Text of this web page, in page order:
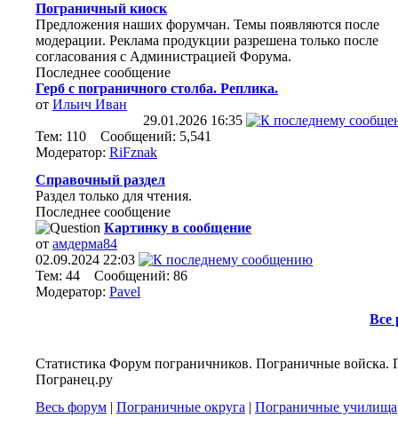
Пограничный киоск
Предложения наших форумчан. Темы появляются после
модерации. Реклама продукции разрешена только после
согласования с Администрацией Форума.
Последнее сообщение
Герб с пограничного столба. Реплика.
от Ильич Иван
29.01.2026 16:35
Тем: 110 Сообщений: 5,541
Модератор: RiFznak
Справочный раздел
Раздел только для чтения.
Последнее сообщение
Картинку в сообщение
от амдерма84
02.09.2024 22:03
Тем: 44 Сообщений: 86
Модератор: Pavel
Все
Статистика Форум пограничников. Пограничные войска.
Погранец.ру
Весь форум | Пограничные округа | Пограничные училища